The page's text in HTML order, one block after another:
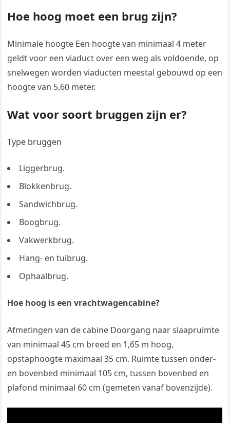
Hoe hoog moet een brug zijn?
Minimale hoogte Een hoogte van minimaal 4 meter
geldt voor een viaduct over een weg als voldoende, op
snelwegen worden viaducten meestal gebouwd op een
hoogte van 5,60 meter.
Wat voor soort bruggen zijn er?
Type bruggen
Liggerbrug.
Blokkenbrug.
Sandwichbrug.
Boogbrug.
Vakwerkbrug.
Hang- en tuibrug.
Ophaalbrug.
Hoe hoog is een vrachtwagencabine?
Afmetingen van de cabine Doorgang naar slaapruimte
van minimaal 45 cm breed en 1,65 m hoog,
opstaphoogte maximaal 35 cm. Ruimte tussen onder-
en bovenbed minimaal 105 cm, tussen bovenbed en
plafond minimaal 60 cm (gemeten vanaf bovenzijde).